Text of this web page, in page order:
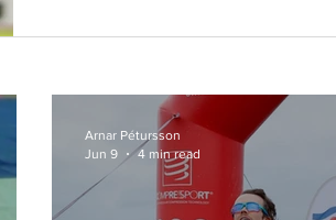
Arnar Pétursson
Jun 9
4 min read